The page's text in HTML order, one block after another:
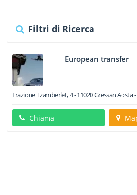
Filtri di Ricerca
European transfer
Frazione Tzamberlet, 4-11020GressanAosta -
Chiama